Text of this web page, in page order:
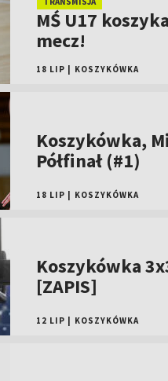
MŚ U17
mecz!
18 LIP KOSZYKÓWKA
Koszykówka,
Półfinał (#1)
18 LIP KOSZYKÓWKA
Koszykówka
[ZAPIS]
12 LIP KOSZYKÓWKA